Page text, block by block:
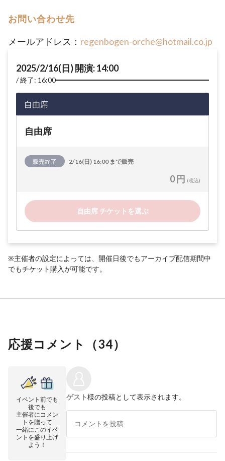
お問い合わせ先
メールアドレス： regenbogen-orche@hotmail.co.jp
2025/2/16(日) 開演: 14:00
終了: 16:00
自由席
自由席
販売終了 2/16(日) 16:00 まで販売
0 円 (税込)
自由席 チケットを選ぶ
※主催者の設定によっては、開催日後でもアーカイブ配信期間中
でもチケット購入が可能です。
応援コメント（34）
イベント前でも
後でも
主催者にコメン
トを贈って
一緒にこのイベ
ントを盛り上げ
よう！
ゲスト様の投稿として表示されます。